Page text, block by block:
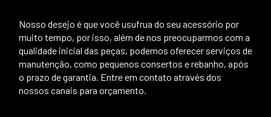
Nosso desejo é que você usufrua do seu acessório por
muito tempo, por isso, além de nos preocuparmos com a
qualidade inicial das peças, podemos oferecer serviços de
manutenção, como pequenos consertos e rebanho, após
o prazo de garantia. Entre em contato através dos
nossos canais para orçamento.